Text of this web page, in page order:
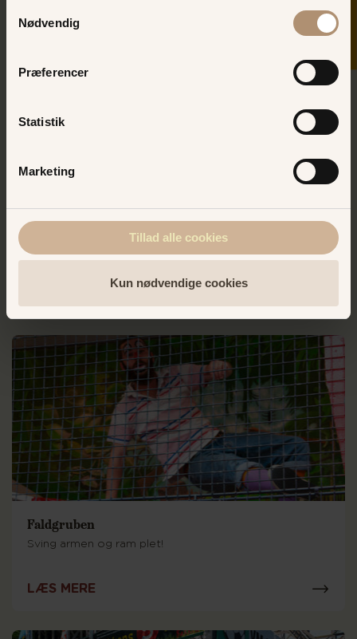
Nødvendig
Præferencer
Statistik
Marketing
Tillad alle cookies
Kun nødvendige cookies
Delfinspillet
Faldgruben
Sving armen og ram plet!
LÆS MERE